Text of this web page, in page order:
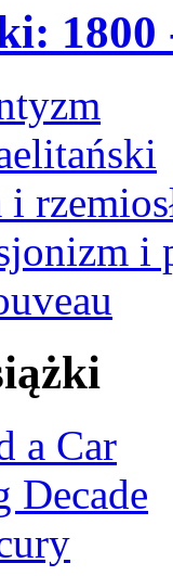
1800
i
a Car
Decade